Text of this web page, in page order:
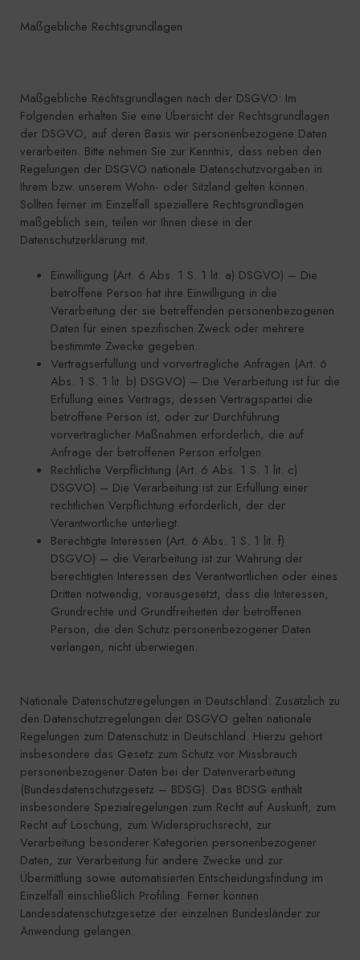
Maßgebliche Rechtsgrundlagen
Maßgebliche Rechtsgrundlagen nach der DSGVO: Im
Folgenden erhalten Sie eine Übersicht der Rechtsgrundlagen
der DSGVO, auf deren Basis wir personenbezogene Daten
verarbeiten. Bitte nehmen Sie zur Kenntnis, dass neben den
Regelungen der DSGVO nationale Datenschutzvorgaben in
Ihrem bzw. unserem Wohn- oder Sitzland gelten können.
Sollten ferner im Einzelfall speziellere Rechtsgrundlagen
maßgeblich sein, teilen wir Ihnen diese in der
Datenschutzerklärung mit.
Einwilligung (Art. 6 Abs. 1 S. 1 lit. a) DSGVO) – Die
betroffene Person hat ihre Einwilligung in die
Verarbeitung der sie betreffenden personenbezogenen
Daten für einen spezifischen Zweck oder mehrere
bestimmte Zwecke gegeben.
Vertragserfüllung und vorvertragliche Anfragen (Art. 6
Abs. 1 S. 1 lit. b) DSGVO) – Die Verarbeitung ist für die
Erfüllung eines Vertrags, dessen Vertragspartei die
betroffene Person ist, oder zur Durchführung
vorvertraglicher Maßnahmen erforderlich, die auf
Anfrage der betroffenen Person erfolgen.
Rechtliche Verpflichtung (Art. 6 Abs. 1 S. 1 lit. c)
DSGVO) – Die Verarbeitung ist zur Erfüllung einer
rechtlichen Verpflichtung erforderlich, der der
Verantwortliche unterliegt.
Berechtigte Interessen (Art. 6 Abs. 1 S. 1 lit. f)
DSGVO) – die Verarbeitung ist zur Wahrung der
berechtigten Interessen des Verantwortlichen oder eines
Dritten notwendig, vorausgesetzt, dass die Interessen,
Grundrechte und Grundfreiheiten der betroffenen
Person, die den Schutz personenbezogener Daten
verlangen, nicht überwiegen.
Nationale Datenschutzregelungen in Deutschland: Zusätzlich zu
den Datenschutzregelungen der DSGVO gelten nationale
Regelungen zum Datenschutz in Deutschland. Hierzu gehört
insbesondere das Gesetz zum Schutz vor Missbrauch
personenbezogener Daten bei der Datenverarbeitung
(Bundesdatenschutzgesetz – BDSG). Das BDSG enthält
insbesondere Spezialregelungen zum Recht auf Auskunft, zum
Recht auf Löschung, zum Widerspruchsrecht, zur
Verarbeitung besonderer Kategorien personenbezogener
Daten, zur Verarbeitung für andere Zwecke und zur
Übermittlung sowie automatisierten Entscheidungsfindung im
Einzelfall einschließlich Profiling. Ferner können
Landesdatenschutzgesetze der einzelnen Bundesländer zur
Anwendung gelangen.